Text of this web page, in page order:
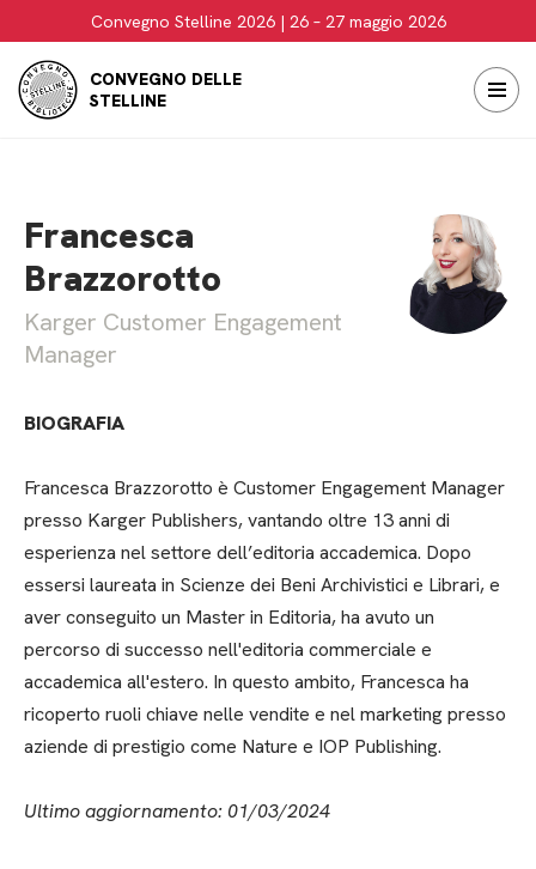
Vai
al
Convegno Stelline 2026 | 26 – 27 maggio 2026
CONVEGNO DELLE
STELLINE
Francesca
Brazzorotto
Karger Customer Engagement
Manager
BIOGRAFIA
Francesca Brazzorotto è Customer Engagement Manager
presso Karger Publishers, vantando oltre 13 anni di
esperienza nel settore dell’editoria accademica. Dopo
essersi laureata in Scienze dei Beni Archivistici e Librari, e
aver conseguito un Master in Editoria, ha avuto un
percorso di successo nell'editoria commerciale e
accademica all'estero. In questo ambito, Francesca ha
ricoperto ruoli chiave nelle vendite e nel marketing presso
aziende di prestigio come Nature e IOP Publishing.
Ultimo aggiornamento: 01/03/2024